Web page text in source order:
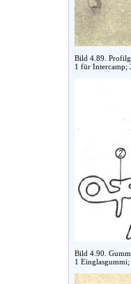
Bild 4.89.
1 für Intercamp;
Bild 4.90.
1